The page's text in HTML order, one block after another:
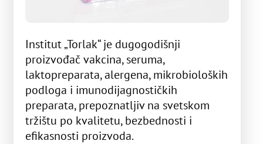
Institut „Torlak“ je dugogodišnji
proizvođač vakcina, seruma,
laktopreparata, alergena, mikrobioloških
podloga i imunodijagnostičkih
preparata, prepoznatljiv na svetskom
tržištu po kvalitetu, bezbednosti i
efikasnosti proizvoda.